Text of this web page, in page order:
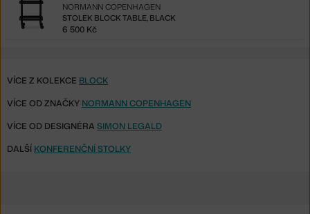
STOLEK BLOCK TABLE, BLACK
NORMANN COPENHAGEN
6 500 Kč
VÍCE Z KOLEKCE BLOCK
VÍCE OD ZNAČKY NORMANN COPENHAGEN
VÍCE OD DESIGNÉRA SIMON LEGALD
DALŠÍ KONFERENČNÍ STOLKY